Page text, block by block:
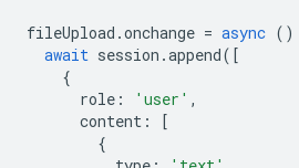
fileUpload .onchange = async ()
await session .append([
{
role : 'user' ,
content :
[
{